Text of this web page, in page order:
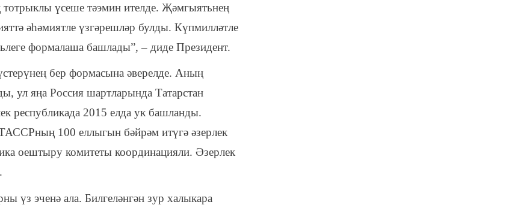
үсеше тәэмин ителде. Җәмгыятьнең
әһәмиятле үзгәрешләр булды. Күпмилләтле
формалаша башлады”, – диде Президент.
бер формасына әверелде. Аның
ул яңа Россия шартларында Татарстан
республикада 2015 елда ук башланды.
100 еллыгын бәйрәм итүгә әзерлек
оештыру комитеты координацияли. Әзерлек
үз эченә ала. Билгеләнгән зур халыкара